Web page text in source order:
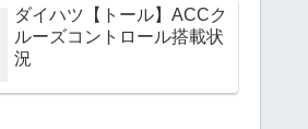
ダイハツ【トール】ACCク
ルーズコントロール搭載状
況